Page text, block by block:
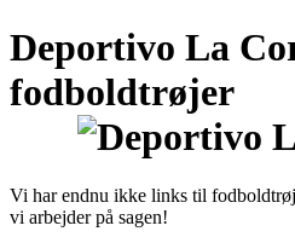
Deportivo La
fodboldtrøjer
Vi har endnu ikke links til
vi arbejder på sagen!